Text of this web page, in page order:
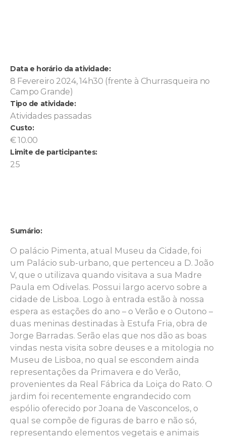
Data e horário da atividade:
8 Fevereiro 2024, 14h30 (frente à Churrasqueira no
Campo Grande)
Tipo de atividade:
Atividades passadas
Custo:
€ 10.00
Limite de participantes:
25
Sumário:
O palácio Pimenta, atual Museu da Cidade, foi
um Palácio sub-urbano, que pertenceu a D. João
V, que o utilizava quando visitava a sua Madre
Paula em Odivelas. Possui largo acervo sobre a
cidade de Lisboa. Logo à entrada estão à nossa
espera as estações do ano – o Verão e o Outono –
duas meninas destinadas à Estufa Fria, obra de
Jorge Barradas. Serão elas que nos dão as boas
vindas nesta visita sobre deuses e a mitologia no
Museu de Lisboa, no qual se escondem ainda
representações da Primavera e do Verão,
provenientes da Real Fábrica da Loiça do Rato. O
jardim foi recentemente engrandecido com
espólio oferecido por Joana de Vasconcelos, o
qual se compõe de figuras de barro e não só,
representando elementos vegetais e animais